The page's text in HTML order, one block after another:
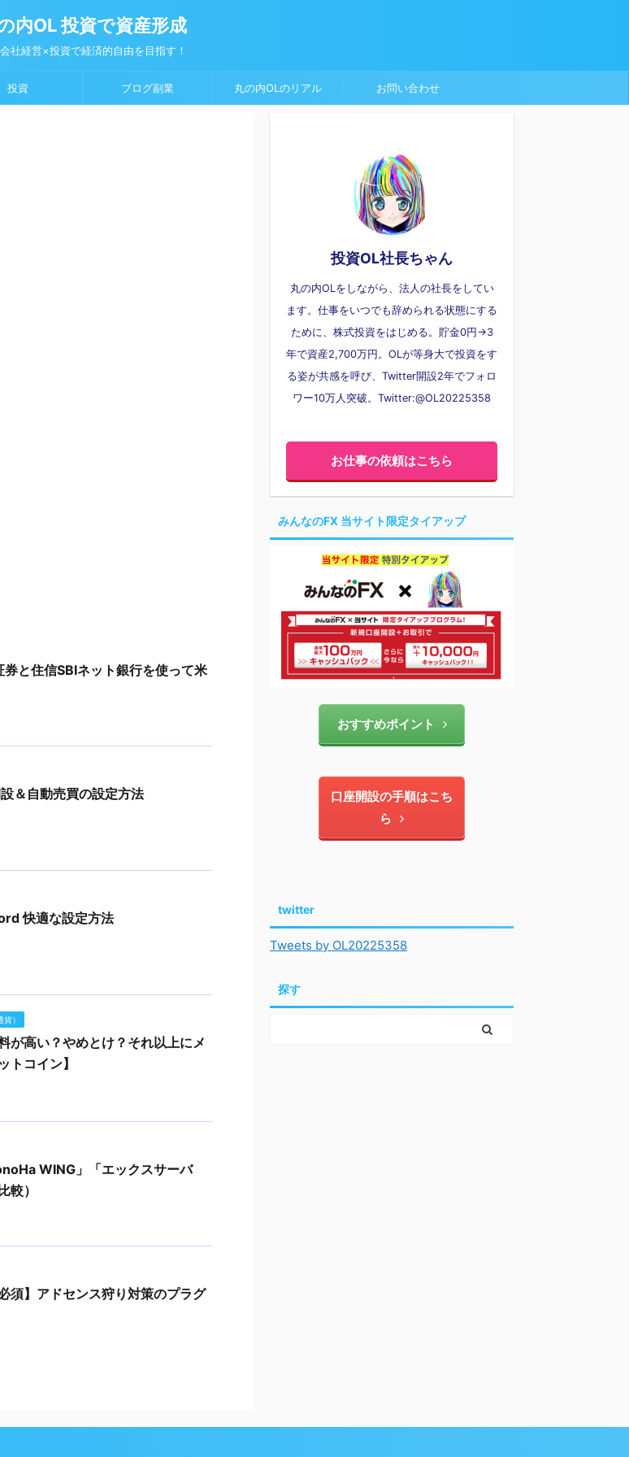
内OL 投資で資産形成
社経営×投資で経済的自由を目指す！
投資 ブログ副業 丸の内OLのリアル お問い合わせ
券と住信SBIネット銀行を使って米
＆自動売買の設定方法
快適な設定方法
）
が高い？やめとけ？それ以上にメ
トコイン】
WING」「エックスサーバ
較）
須】アドセンス狩り対策のプラグ
投資OL社長ちゃん
丸の内OLをしながら、法人の社長をしてい
ます。仕事をいつでも辞められる状態にする
ために、株式投資をはじめる。貯金0円→3
年で資産2,700万円。OLが等身大で投資をす
る姿が共感を呼び、Twitter開設2年でフォロ
ワー10万人突破。Twitter:@OL20225358
お仕事の依頼はこちら
みんなのFX 当サイト限定タイアップ
おすすめポイント
口座開設の手順はこち
ら
twitter
Tweets by OL20225358
探す